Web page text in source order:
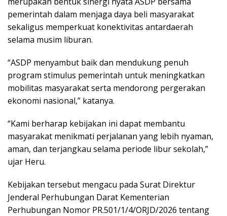
pemerintah dalam menjaga daya beli masyarakat
sekaligus memperkuat konektivitas antardaerah
selama musim liburan.
“ASDP menyambut baik dan mendukung penuh
program stimulus pemerintah untuk meningkatkan
mobilitas masyarakat serta mendorong pergerakan
ekonomi nasional,” katanya.
“Kami berharap kebijakan ini dapat membantu
masyarakat menikmati perjalanan yang lebih nyaman,
aman, dan terjangkau selama periode libur sekolah,”
ujar Heru.
Kebijakan tersebut mengacu pada Surat Direktur
Jenderal Perhubungan Darat Kementerian
Perhubungan Nomor PR.501/1/4/ORJD/2026 tentang